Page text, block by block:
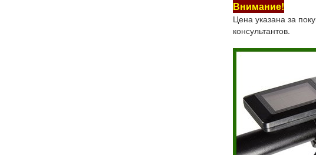
Внимание!
Цена указана за
консультантов.